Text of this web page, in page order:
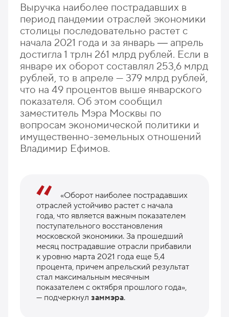
Выручка наиболее пострадавших в
период пандемии отраслей экономики
столицы последовательно растет с
начала 2021 года и за январь ― апрель
достигла 1 трлн 261 млрд рублей. Если в
январе их оборот составлял 253,6 млрд
рублей, то в апреле — 379 млрд рублей,
что на 49 процентов выше январского
показателя. Об этом сообщил
заместитель Мэра Москвы по
вопросам экономической политики и
имущественно-земельных отношений
Владимир Ефимов.
«Оборот наиболее пострадавших
отраслей устойчиво растет с начала
года, что является важным показателем
поступательного восстановления
московской экономики. За прошедший
месяц пострадавшие отрасли прибавили
к уровню марта 2021 года еще 5,4
процента, причем апрельский результат
стал максимальным месячным
показателем с октября прошлого года»,
— подчеркнул заммэра.